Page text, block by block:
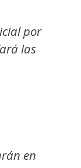
por
las
en